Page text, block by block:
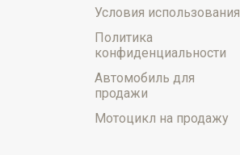
Условия использования
Политика
конфиденциальности
Автомобиль для
продажи
Мотоцикл на продажу